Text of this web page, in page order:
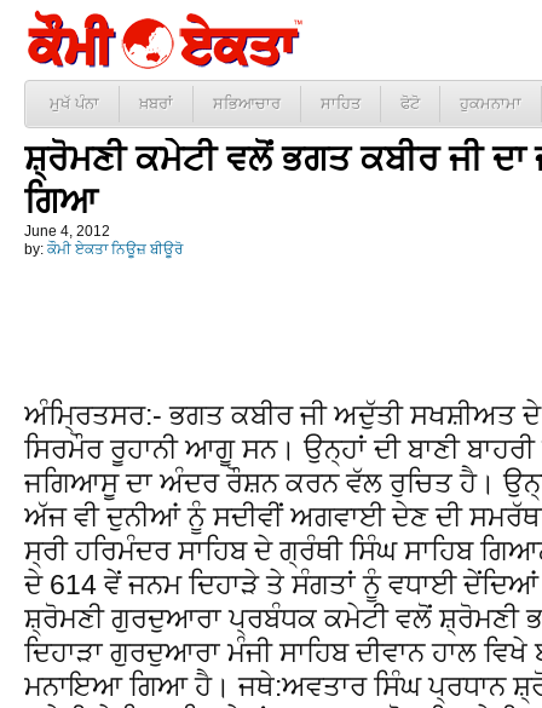
ਮੁਖੱ ਪੰਨਾ ਖ਼ਬਰਾਂ ਸਭਿਆਚਾਰ ਸਾਹਿਤ ਫੋਟੋ ਹੁਕਮਨਾਮਾ
ਸ਼੍ਰੋਮਣੀ ਕਮੇਟੀ ਵਲੋਂ ਭਗਤ ਕਬੀਰ ਜੀ
ਗਿਆ
June 4, 2012
by: ਕੌਮੀ ਏਕਤਾ ਨਿਊਜ਼ ਬੀਊਰੋ
ਅੰਮ੍ਰਿਤਸਰ:- ਭਗਤ ਕਬੀਰ ਜੀ ਅਦੁੱਤੀ ਸਖਸ਼ੀਅਤ ਦੇ
ਸਿਰਮੌਰ ਰੂਹਾਨੀ ਆਗੂ ਸਨ। ਉਨ੍ਹਾਂ ਦੀ ਬਾਣੀ
ਜਗਿਆਸੂ ਦਾ ਅੰਦਰ ਰੌਸ਼ਨ ਕਰਨ ਵੱਲ ਰੁਚਿਤ ਹੈ।
ਅੱਜ ਵੀ ਦੁਨੀਆਂ ਨੂੰ ਸਦੀਵੀਂ ਅਗਵਾਈ ਦੇਣ ਦੀ
ਸ੍ਰੀ ਹਰਿਮੰਦਰ ਸਾਹਿਬ ਦੇ ਗ੍ਰੰਥੀ ਸਿੰਘ ਸਾਹਿਬ
ਦੇ 614 ਵੇਂ ਜਨਮ ਦਿਹਾੜੇ ਤੇ ਸੰਗਤਾਂ ਨੂੰ ਵਧਾਈ ਦੇਂਦਿਆਂ
ਸ਼੍ਰੋਮਣੀ ਗੁਰਦੁਆਰਾ ਪ੍ਰਬੰਧਕ ਕਮੇਟੀ ਵਲੋਂ ਸ਼੍ਰੋਮਣੀ
ਦਿਹਾੜਾ ਗੁਰਦੁਆਰਾ ਮੰਜੀ ਸਾਹਿਬ ਦੀਵਾਨ ਹਾਲ ਵਿਖੇ
ਮਨਾਇਆ ਗਿਆ ਹੈ। ਜਥੇ:ਅਵਤਾਰ ਸਿੰਘ ਪ੍ਰਧਾਨ